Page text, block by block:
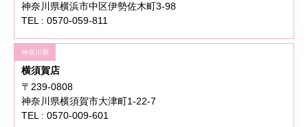
神奈川県横浜市中区伊勢佐木町3-98
TEL : 0570-059-811
神奈川県
横須賀店
〒239-0808
神奈川県横須賀市大津町1-22-7
TEL : 0570-009-601